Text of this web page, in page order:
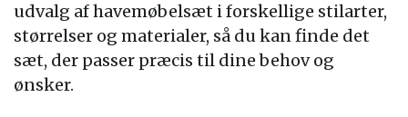
udvalg af havemøbelsæt i forskellige stilarter,
størrelser og materialer, så du kan finde det
sæt, der passer præcis til dine behov og
ønsker.